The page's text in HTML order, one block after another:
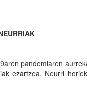
pandemiaren
ezartzea. Neurri